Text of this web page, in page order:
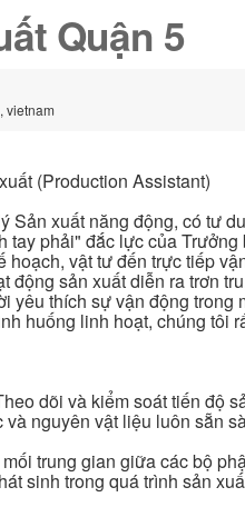
Quận 5
vietnam
(Production Assistant)
Sản xuất năng động, có tư
tay phải" đắc lực của
hoạch, vật tư đến trực tiếp
động sản xuất diễn ra trơn
yêu thích sự vận động trong
huống linh hoạt, chúng tôi
dõi và kiểm soát tiến độ
nguyên vật liệu luôn sẵn
trung gian giữa các bộ
sinh trong quá trình sản